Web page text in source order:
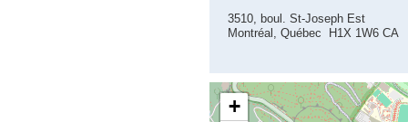
3510, boul. St-Joseph Est
Montréal, Québec H1X 1W6 CA
+